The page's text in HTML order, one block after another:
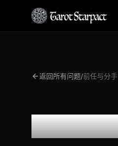
返回所有问题/前任与分手